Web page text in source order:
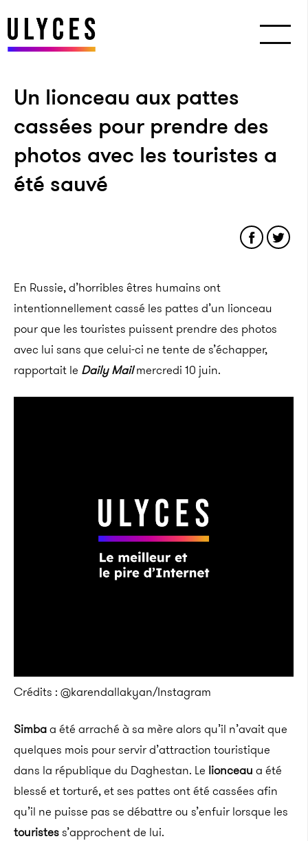
Un lionceau aux pattes
cassées pour prendre des
photos avec les touristes a
été sauvé
En Russie, d’horribles êtres humains ont
intentionnellement cassé les pattes d’un lionceau
pour que les touristes puissent prendre des photos
avec lui sans que celui-ci ne tente de s’échapper,
rapportait le Daily Mailmercredi 10 juin.
Crédits : @karendallakyan/Instagram
Simbaa été arraché à sa mère alors qu’il n’avait que
quelques mois pour servir d’attraction touristique
dans la république du Daghestan. Le lionceau a été
blessé et torturé, et ses pattes ont été cassées afin
qu’il ne puisse pas se débattre ou s’enfuir lorsque les
touristess’approchent de lui.